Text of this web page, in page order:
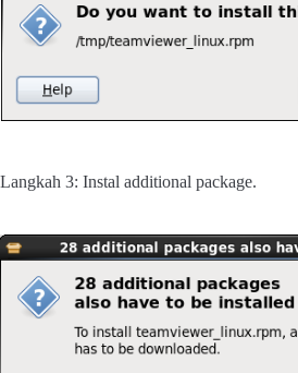
Langkah 3: Instal additional package.